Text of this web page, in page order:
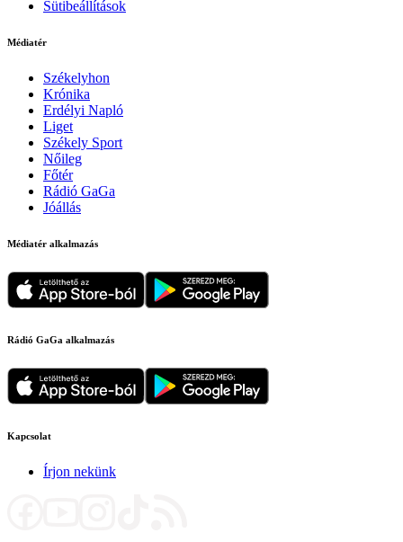
Sütibeállítások
Médiatér
Székelyhon
Krónika
Erdélyi Napló
Liget
Székely Sport
Nőileg
Főtér
Rádió GaGa
Jóállás
Médiatér alkalmazás
Rádió GaGa alkalmazás
Kapcsolat
Írjon nekünk